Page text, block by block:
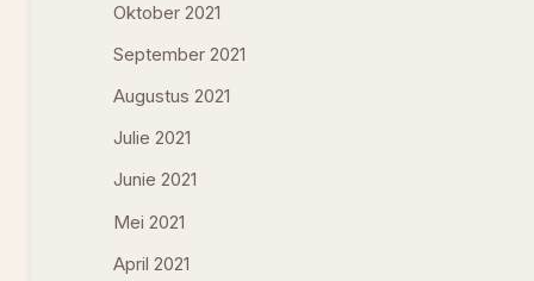
Oktober 2021
September 2021
Augustus 2021
Julie 2021
Junie 2021
Mei 2021
April 2021